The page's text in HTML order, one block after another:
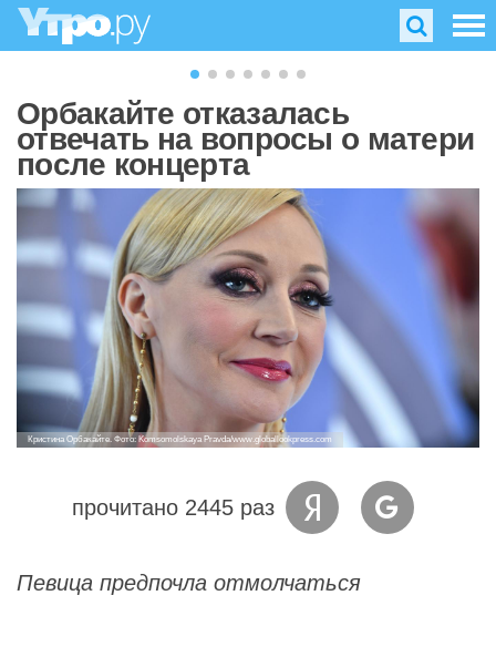
Орбакайте отказалась
отвечать на вопросы о матери
после концерта
Кристина Орбакайте. Фото: Komsomolskaya Pravda/www.globallookpress.com
прочитано 2445 раз
Певица предпочла отмолчаться